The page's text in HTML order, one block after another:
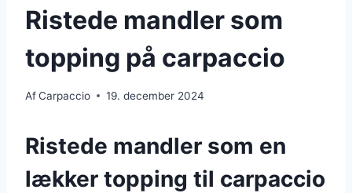
Ristede mandler som
topping på carpaccio
AfCarpaccio 19. december 2024
Ristede mandler som en
lækker topping til carpaccio